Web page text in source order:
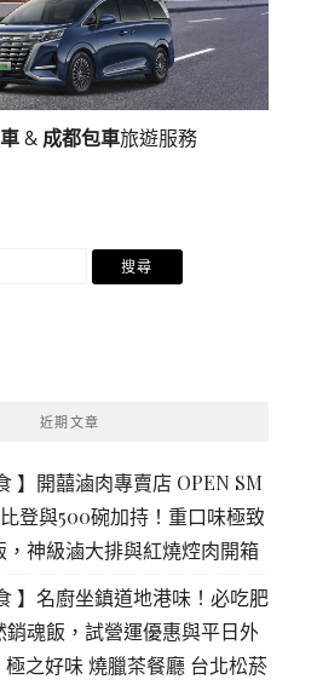
& 成都包車旅遊服務
近期文章
】開囍滷肉專賣店 OPEN SM
登與500碗加持！重口味極致
，神級滷大排與紅燒焢肉開箱
】名廚坐鎮道地港味！必吃肥
魂飯，試營運優惠與平日外
極之好味 燒臘茶餐廳 台北松菸